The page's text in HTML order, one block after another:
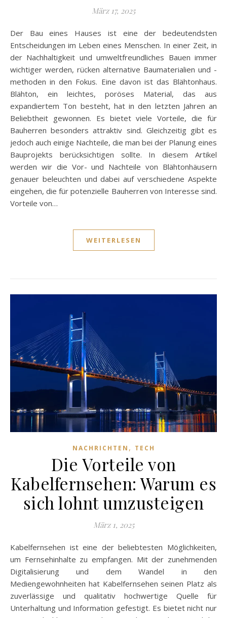
März 17, 2025
Der Bau eines Hauses ist eine der bedeutendsten
Entscheidungen im Leben eines Menschen. In einer Zeit, in
der Nachhaltigkeit und umweltfreundliches Bauen immer
wichtiger werden, rücken alternative Baumaterialien und -
methoden in den Fokus. Eine davon ist das Blähtonhaus.
Blähton, ein leichtes, poröses Material, das aus
expandiertem Ton besteht, hat in den letzten Jahren an
Beliebtheit gewonnen. Es bietet viele Vorteile, die für
Bauherren besonders attraktiv sind. Gleichzeitig gibt es
jedoch auch einige Nachteile, die man bei der Planung eines
Bauprojekts berücksichtigen sollte. In diesem Artikel
werden wir die Vor- und Nachteile von Blähtonhäusern
genauer beleuchten und dabei auf verschiedene Aspekte
eingehen, die für potenzielle Bauherren von Interesse sind.
Vorteile von…
WEITERLESEN
NACHRICHTEN , TECH
Die Vorteile von
Kabelfernsehen: Warum es
sich lohnt umzusteigen
März 1, 2025
Kabelfernsehen ist eine der beliebtesten Möglichkeiten,
um Fernsehinhalte zu empfangen. Mit der zunehmenden
Digitalisierung und dem Wandel in den
Mediengewohnheiten hat Kabelfernsehen seinen Platz als
zuverlässige und qualitativ hochwertige Quelle für
Unterhaltung und Information gefestigt. Es bietet nicht nur